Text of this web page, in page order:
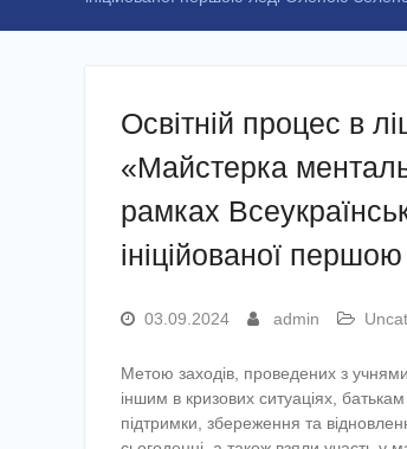
Освітній процес в
«Майстерка
рамках
ініційованої
03.09.2024 admin
Метою заходів, проведених з
іншим в кризових ситуаціях,
підтримки, збереження та